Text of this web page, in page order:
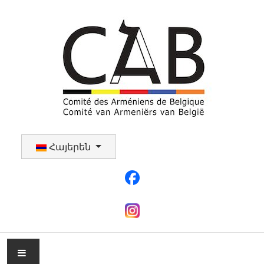
Հայերեն